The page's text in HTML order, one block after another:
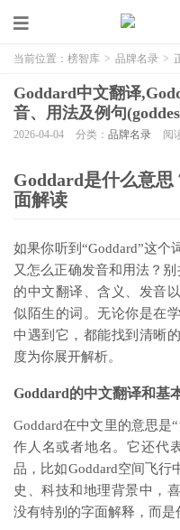
当前位置： 榜智库 > 品牌名录 >
Goddard中文翻译
音、用法及例句
2026-04-04 分类： 品牌名录 阅
Goddard是什么意
面解读
如果你听到“Goddard”这个
又怎么正确发音和用法？
的中文翻译、含义、发音
似陌生的词。无论你是在
中遇到它，都能找到清晰
度为你展开解析。
Goddard的中文翻译和基
Goddard在中文里的意思是
作人名或者地名。它还代
品，比如Goddard空间飞行
史、科技和地理背景中，
没有特别的字面解释，而是